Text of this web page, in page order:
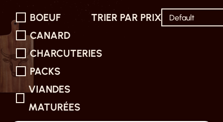
BOEUF
CANARD
CHARCUTERIES
PACKS
VIANDES
MATURÉES
TRIER PAR PRIX